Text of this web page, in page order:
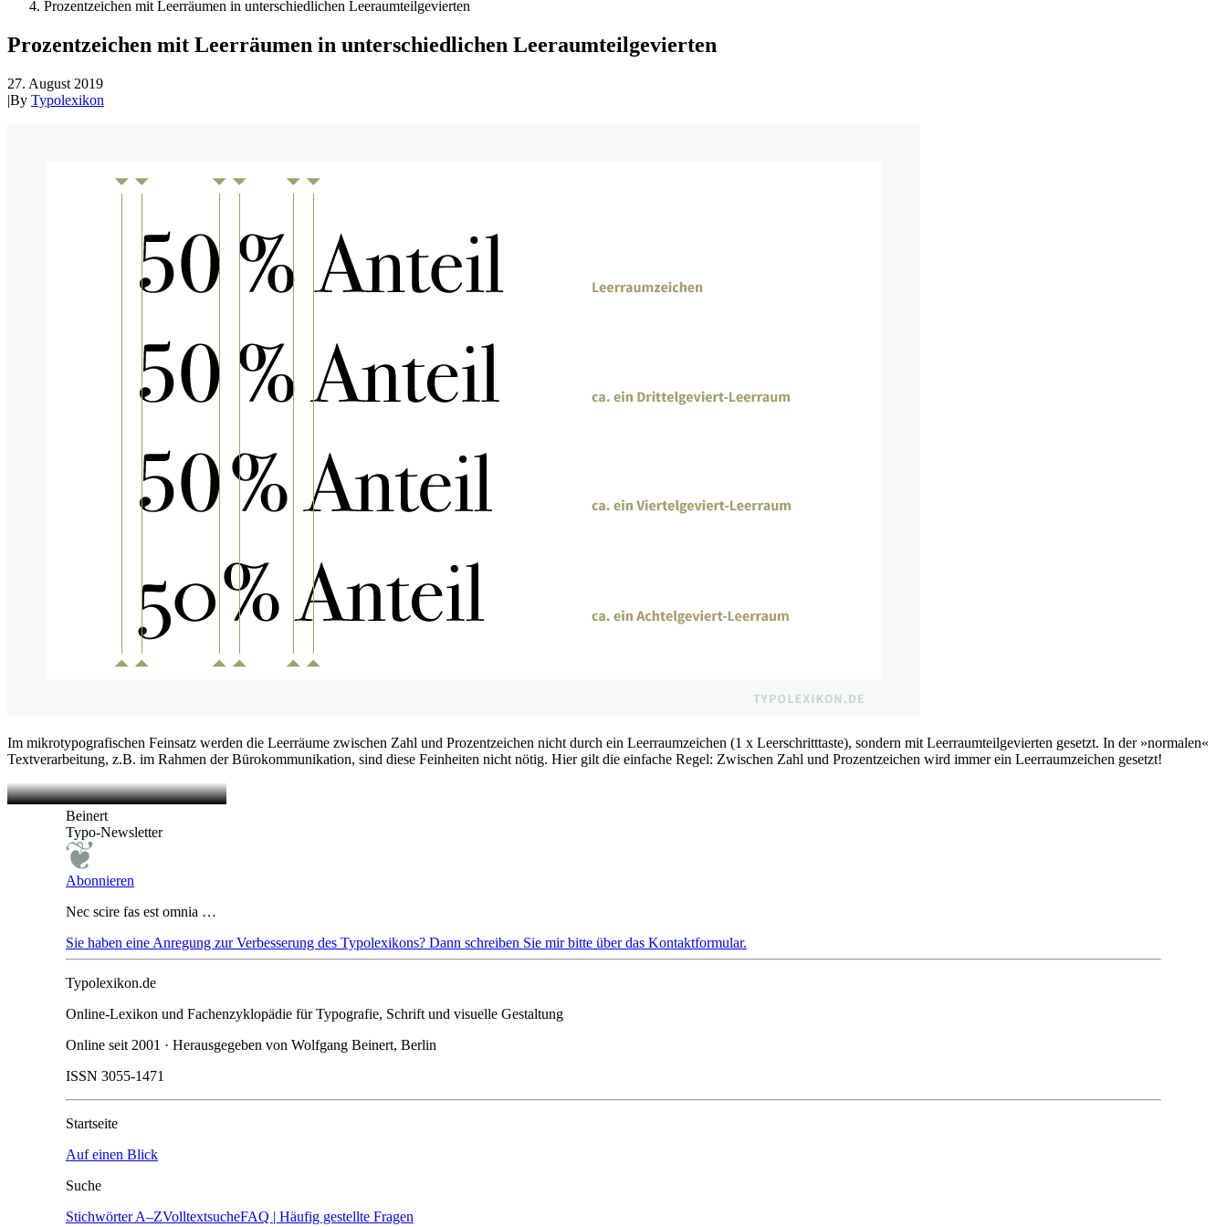
Prozentzeichen mit Leerräumen in unterschiedlichen Leeraumteilgevierten
Prozentzeichen mit Leerräumen in unterschiedlichen Leeraumteilgevierten
27. August 2019
|By Typolexikon
Im mikrotypografischen Feinsatz werden die Leerräume zwischen Zahl und Prozentzeichen nicht durch ein Leerraumzeichen (1 x Leerschritttaste), sondern mit Leerraumteilgevierten gesetzt. In der »normalen«
Textverarbeitung, z.B. im Rahmen der Bürokommunikation, sind diese Feinheiten nicht nötig. Hier gilt die einfache Regel: Zwischen Zahl und Prozentzeichen wird immer ein Leerraumzeichen gesetzt!
Beinert
Typo-Newsletter
Abonnieren
Nec scire fas est omnia …
Sie haben eine Anregung zur Verbesserung des Typolexikons? Dann schreiben Sie mir bitte über das Kontaktformular.
Typolexikon.de
Online-Lexikon und Fachenzyklopädie für Typografie, Schrift und visuelle Gestaltung
Online seit 2001 · Herausgegeben von Wolfgang Beinert, Berlin
ISSN 3055-1471
Startseite
Auf einen Blick
Suche
Stichwörter A–ZVolltextsucheFAQ | Häufig gestellte Fragen